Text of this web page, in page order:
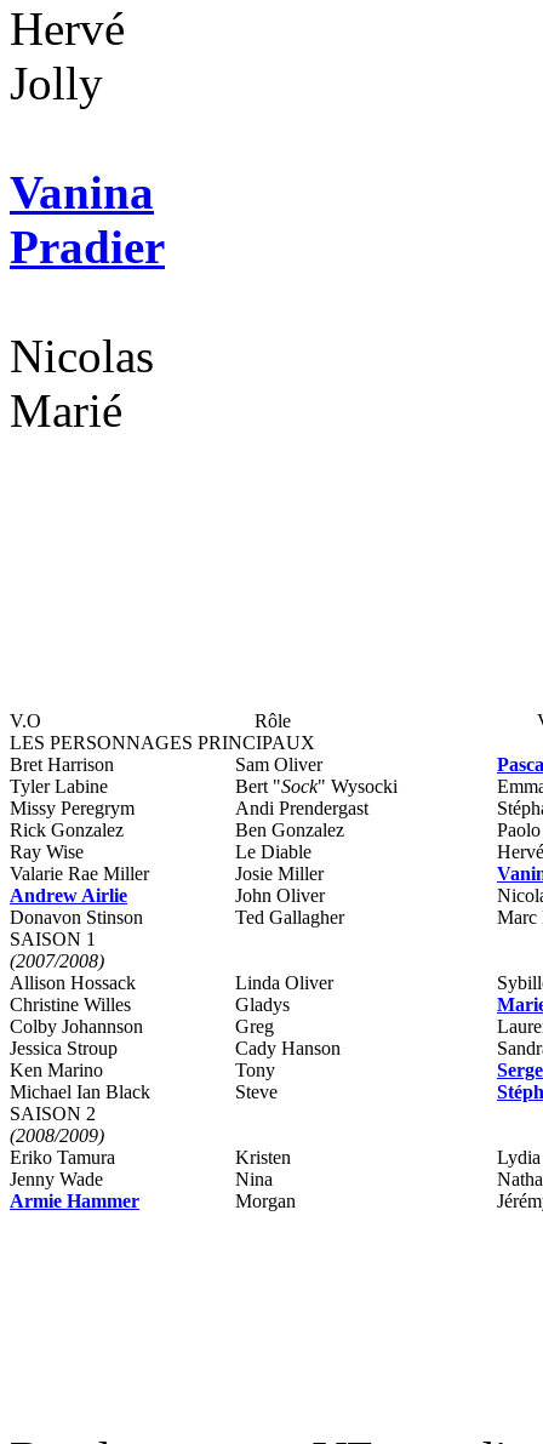
Hervé
Jolly
Vanina
Pradier
Nicolas
Marié
V.O Rôle
LES PERSONNAGES PRINCIPAUX
Bret Harrison
Sam Oliver
Tyler Labine
Bert "Sock" Wysocki
Missy Peregrym
Andi Prendergast
Rick Gonzalez
Ben Gonzalez
Ray Wise
Le Diable
Valarie Rae Miller
Josie Miller
Andrew Airlie
John Oliver
Donavon Stinson
Ted Gallagher
Marc
SAISON 1
(2007/2008)
Allison Hossack
Linda Oliver
Christine Willes
Gladys
Colby Johannson
Greg
Jessica Stroup
Cady Hanson
Ken Marino
Tony
Michael Ian Black
Steve
SAISON 2
(2008/2009)
Eriko Tamura
Kristen
Jenny Wade
Nina
Armie Hammer
Morgan